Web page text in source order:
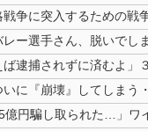
レー選手さん、脱いでし
いに『崩壊』してしまう